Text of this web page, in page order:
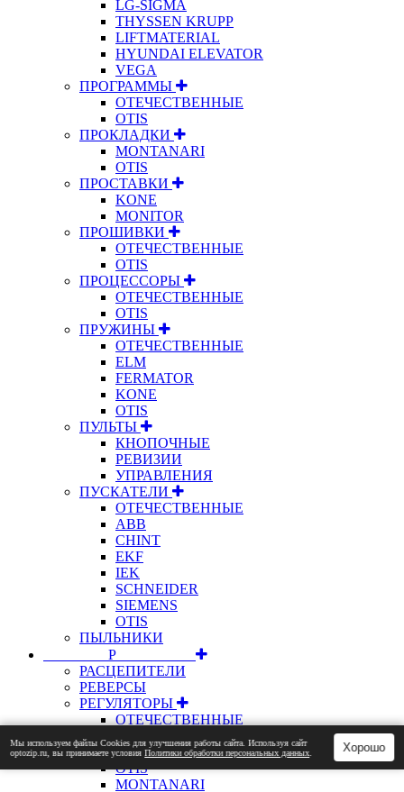
LG-SIGMA
THYSSEN KRUPP
LIFTMATERIAL
HYUNDAI ELEVATOR
VEGA
ПРОГРАММЫ
ОТЕЧЕСТВЕННЫЕ
OTIS
ПРОКЛАДКИ
MONTANARI
OTIS
ПРОСТАВКИ
KONE
MONITOR
ПРОШИВКИ
ОТЕЧЕСТВЕННЫЕ
OTIS
ПРОЦЕССОРЫ
ОТЕЧЕСТВЕННЫЕ
OTIS
ПРУЖИНЫ
ОТЕЧЕСТВЕННЫЕ
ELM
FERMATOR
KONE
OTIS
ПУЛЬТЫ
КНОПОЧНЫЕ
РЕВИЗИИ
УПРАВЛЕНИЯ
ПУСКАТЕЛИ
ОТЕЧЕСТВЕННЫЕ
ABB
CHINT
EKF
IEK
SCHNEIDER
SIEMENS
OTIS
ПЫЛЬНИКИ
⠀⠀⠀⠀⠀⠀Р⠀⠀⠀⠀⠀⠀⠀
РАСЦЕПИТЕЛИ
РЕВЕРСЫ
РЕГУЛЯТОРЫ
ОТЕЧЕСТВЕННЫЕ
РЕДУКТОРЫ
ОТЕЧЕСТВЕННЫЕ
OTIS
MONTANARI
Мы используем файлы Сookies для улучшения работы сайта. Используя сайт
optozip.ru, вы принимаете условияПолитики обработки персональных данных Хорошо